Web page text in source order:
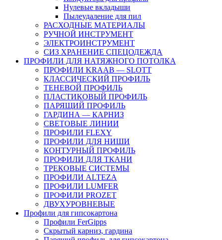
Нулевые вкладыши
Пылеудаление для пил
РАСХОДНЫЕ МАТЕРИАЛЫ
РУЧНОЙ ИНСТРУМЕНТ
ЭЛЕКТРОИНСТРУМЕНТ
СИЗ ХРАНЕНИЕ СПЕЦОДЕЖДА
ПРОФИЛИ ДЛЯ НАТЯЖНОГО ПОТОЛКА
ПРОФИЛИ KRAAB — SLOTT
КЛАССИЧЕСКИЙ ПРОФИЛЬ
ТЕНЕВОЙ ПРОФИЛЬ
ПЛАСТИКОВЫЙ ПРОФИЛЬ
ПАРЯЩИЙ ПРОФИЛЬ
ГАРДИНА — КАРНИЗ
СВЕТОВЫЕ ЛИНИИ
ПРОФИЛИ FLEXY
ПРОФИЛИ ДЛЯ НИШИ
КОНТУРНЫЙ ПРОФИЛЬ
ПРОФИЛИ ДЛЯ ТКАНИ
ТРЕКОВЫЕ СИСТЕМЫ
ПРОФИЛИ ALTEZA
ПРОФИЛИ LUMFER
ПРОФИЛИ PROZET
ДВУХУРОВНЕВЫЕ
Профили для гипсокартона
Профили FerGipps
Скрытый карниз, гардина